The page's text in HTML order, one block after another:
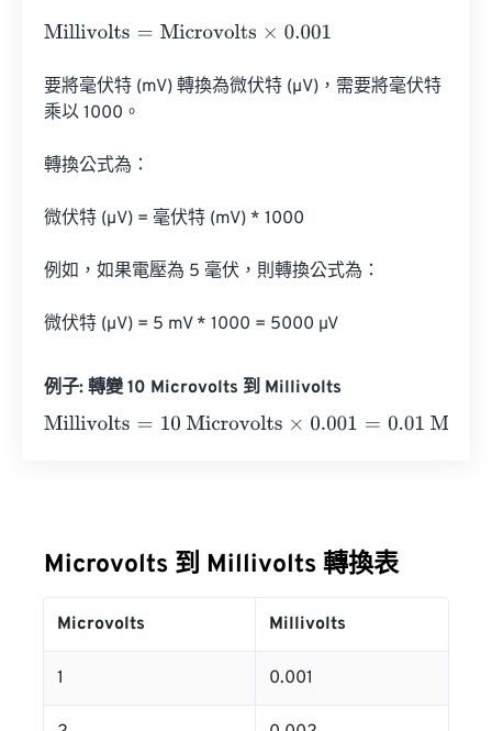
Millivolts=Microvolts×0.001
要將毫伏特 (mV) 轉換為微伏特 (µV)，需要將毫伏特
乘以 1000。
轉換公式為：
微伏特 (µV) = 毫伏特 (mV) * 1000
例如，如果電壓為 5 毫伏，則轉換公式為：
微伏特 (µV) = 5 mV * 1000 = 5000 µV
例子: 轉變 10 Microvolts 到 Millivolts
Millivolts=10 Microvolts×0.001 =0.01 Millivolts
Microvolts 到 Millivolts 轉換表
Microvolts Millivolts
1 0.001